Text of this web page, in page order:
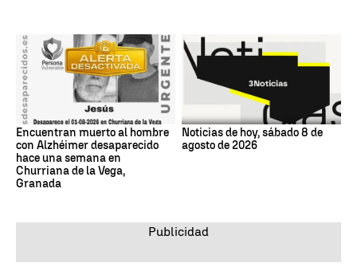
Encuentran muerto al hombre
con Alzhéimer desaparecido
hace una semana en
Churriana de la Vega,
Granada
Noticias de hoy, sábado 8 de
agosto de 2026